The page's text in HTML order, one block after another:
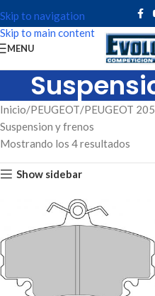
Skip to navigation
Skip to main content
MENU
Inicio PEUGEOT PEUGEOT
Suspension y frenos
Mostrando los 4 resultados
Show sidebar